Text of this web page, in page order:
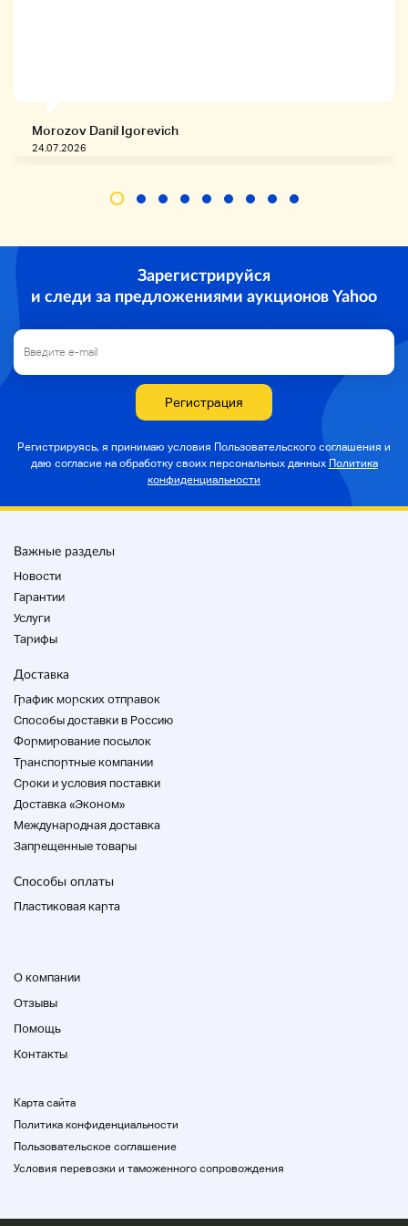
О торговле
Метод доставки
Служба доставки и доставки Sagawa Express
Morozov Danil Igorevich
24.07.2026
Зарегистрируйся
и следи за предложениями аукционов Yahoo
Регистрация
Регистрируясь, я принимаю условия Пользовательского соглашения и
даю согласие на обработку своих персональных данных Политика
конфиденциальности
Важные разделы
Новости
Гарантии
Услуги
Тарифы
Доставка
График морских отправок
Способы доставки в Россию
Формирование посылок
Транспортные компании
Cроки и условия поставки
Доставка «Эконом»
Международная доставка
Запрещенные товары
Способы оплаты
Пластиковая карта
О компании
Отзывы
Помощь
Контакты
Карта сайта
Политика конфиденциальности
Пользовательское соглашение
Условия перевозки и таможенного сопровождения